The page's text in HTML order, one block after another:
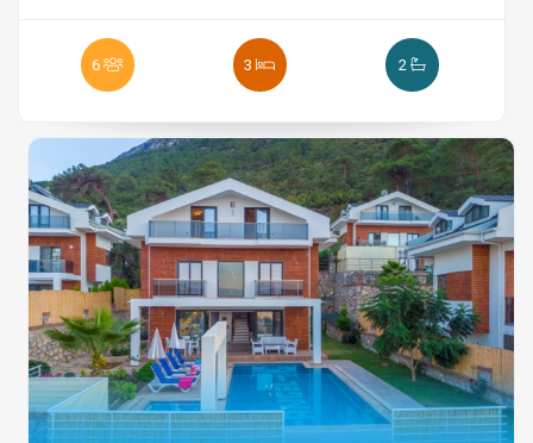
6 3 2